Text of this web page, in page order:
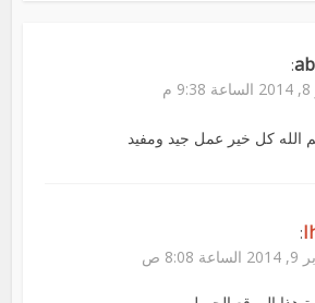
:
الله كل خير عمل جيد ومفيد
:
ص